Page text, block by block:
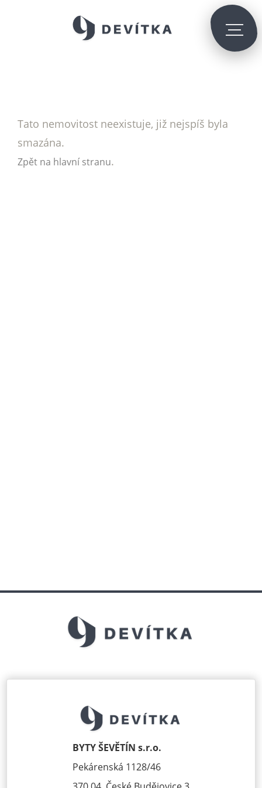
Tato nemovitost neexistuje, již nejspíš byla
smazána.
Zpět na hlavní stranu.
BYTY ŠEVĚTÍN s.r.o.
Pekárenská 1128/46